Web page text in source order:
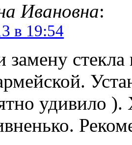
Ивановна:
в 19:54
замену
удивило